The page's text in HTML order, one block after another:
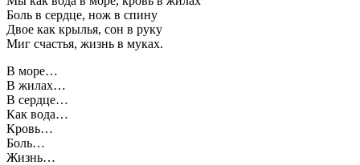
Боль в сердце, нож в спину
Двое как крылья, сон в руку
Миг счастья, жизнь в муках.
В море…
В жилах…
В сердце…
Как вода…
Кровь…
Боль…
Жизнь…